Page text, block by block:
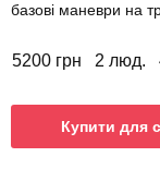
базові маневри на
5200 грн 2 люд.
Купити для